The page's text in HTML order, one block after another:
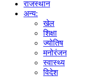
राजस्थान
अन्य:
खेल
शिक्षा
ज्योतिष
मनोरंजन
स्वास्थ्य
विदेश